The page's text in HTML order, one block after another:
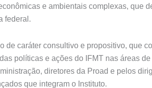
e ambientais complexas, que
federal.
de caráter consultivo e propositivo, que
políticas e ações do IFMT nas áreas
diretores da Proad e pelos
que integram o Instituto.